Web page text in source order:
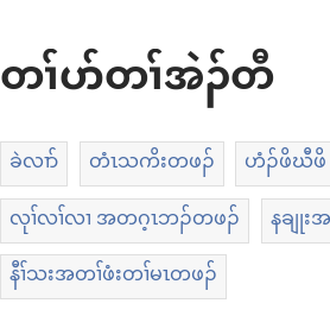
တၢ်ပာ်တၢ်အဲၣ်တီ
ခဲလၢာ် တံၤသကိးတဖၣ် ဟံၣ်ဖိဃီဖိ
လုၢ်လၢ်လၢ အတဂ့ၤဘၣ်တဖၣ်
နချု
နီၢ်သးအတၢ်ဖံးတၢ်မၤတဖၣ်